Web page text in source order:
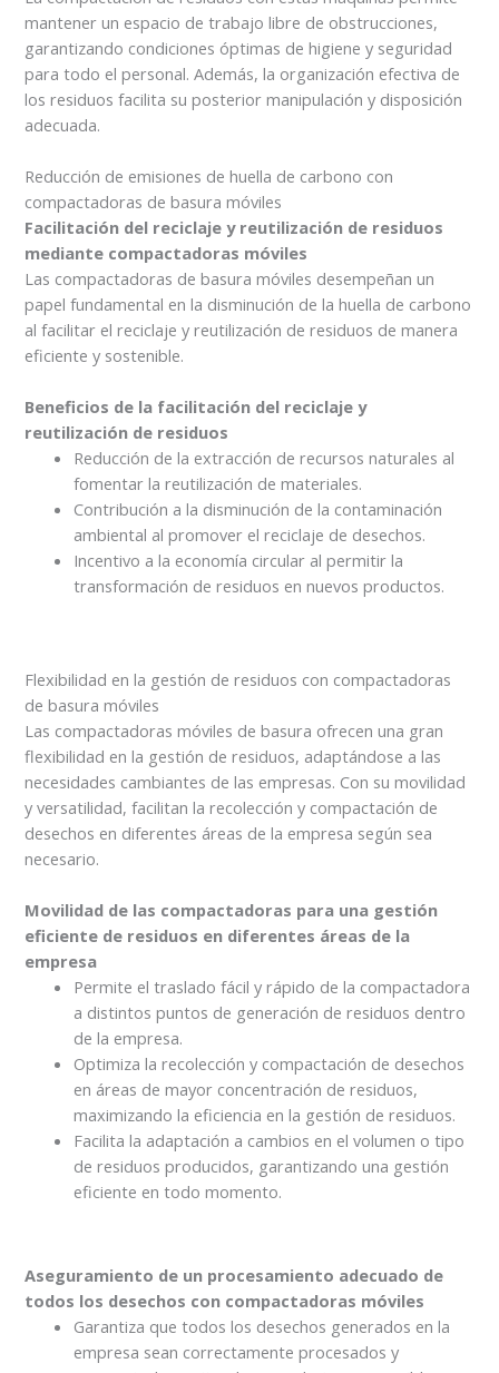
mantener un espacio de trabajo libre de obstrucciones,
garantizando condiciones óptimas de higiene y seguridad
para todo el personal. Además, la organización efectiva de
los residuos facilita su posterior manipulación y disposición
adecuada.
Reducción de emisiones de huella de carbono con
compactadoras de basura móviles
Facilitación del reciclaje y reutilización de residuos
mediante compactadoras móviles
Las compactadoras de basura móviles desempeñan un
papel fundamental en la disminución de la huella de carbono
al facilitar el reciclaje y reutilización de residuos de manera
eficiente y sostenible.
Beneficios de la facilitación del reciclaje y
reutilización de residuos
Reducción de la extracción de recursos naturales al
fomentar la reutilización de materiales.
Contribución a la disminución de la contaminación
ambiental al promover el reciclaje de desechos.
Incentivo a la economía circular al permitir la
transformación de residuos en nuevos productos.
Flexibilidad en la gestión de residuos con compactadoras
de basura móviles
Las compactadoras móviles de basura ofrecen una gran
flexibilidad en la gestión de residuos, adaptándose a las
necesidades cambiantes de las empresas. Con su movilidad
y versatilidad, facilitan la recolección y compactación de
desechos en diferentes áreas de la empresa según sea
necesario.
Movilidad de las compactadoras para una gestión
eficiente de residuos en diferentes áreas de la
empresa
Permite el traslado fácil y rápido de la compactadora
a distintos puntos de generación de residuos dentro
de la empresa.
Optimiza la recolección y compactación de desechos
en áreas de mayor concentración de residuos,
maximizando la eficiencia en la gestión de residuos.
Facilita la adaptación a cambios en el volumen o tipo
de residuos producidos, garantizando una gestión
eficiente en todo momento.
Aseguramiento de un procesamiento adecuado de
todos los desechos con compactadoras móviles
Garantiza que todos los desechos generados en la
empresa sean correctamente procesados y